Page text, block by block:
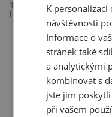
15,6" GRS RPET roll top batoh
l Byron, hnědá Oatmeal
K personalizaci
návštěvnosti
Informace o
stránek také
a analytickými
kombinovat s
jste jim
při vašem